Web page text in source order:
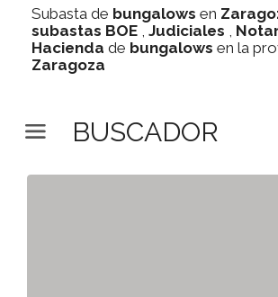
Subasta de bungalows en
subastas BOE , Judiciales ,
Hacienda de bungalows en la
Zaragoza
BUSCADOR